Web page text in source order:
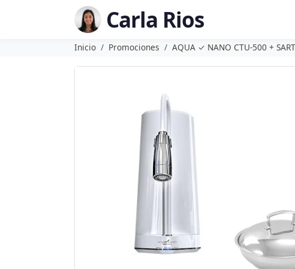
Carla Rios
Inicio Promociones AQUA ✓ NANO CTU-500 +